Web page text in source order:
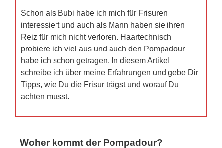
Schon als Bubi habe ich mich für Frisuren
interessiert und auch als Mann haben sie ihren
Reiz für mich nicht verloren. Haartechnisch
probiere ich viel aus und auch den Pompadour
habe ich schon getragen. In diesem Artikel
schreibe ich über meine Erfahrungen und gebe Dir
Tipps, wie Du die Frisur trägst und worauf Du
achten musst.
Woher kommt der Pompadour?